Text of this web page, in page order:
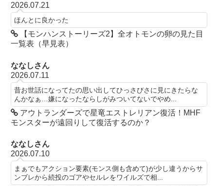
2026.07.21
ほんとに良かった
【モンハンストーリーズ2】全オトモンの卵の見た目
一覧表（早見表）
ななしさん
2026.07.11
昔お世話になってたの思い出してひっさびさに見にきたらな
んかなぁ…嫌になったならしがみついてないでやめ...
アウトランダーズで星竜エストレリアン復活！MHF
モンスターが遠回りして復活するのか？
ななしさん
2026.07.10
まぁでもアクション要素(モンス側も含めて)が少し違うからサ
ンブレから続投のゴアやセルレをワイルズで相...